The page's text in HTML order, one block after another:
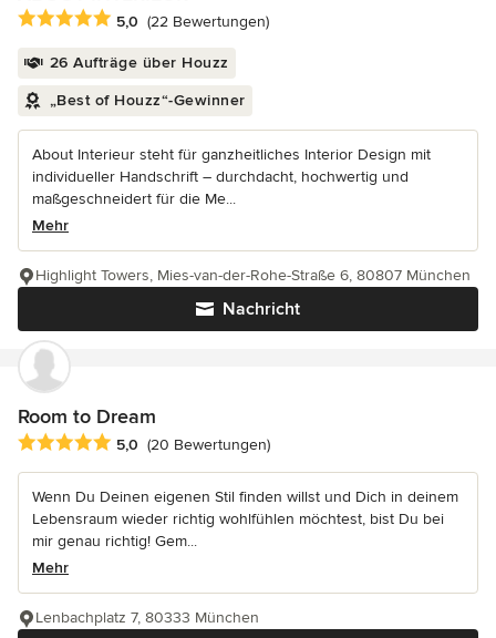
Durchschnittliche Bewertung: 5 von 5 Sternen
5,0 (22 Bewertungen)
26 Aufträge über Houzz
„Best of Houzz“-Gewinner
About Interieur steht für ganzheitliches Interior Design mit
individueller Handschrift – durchdacht, hochwertig und
maßgeschneidert für die Me...
Mehr
Nachricht
Highlight Towers, Mies-van-der-Rohe-Straße 6, 80807 München
Room to Dream
Durchschnittliche Bewertung: 5 von 5 Sternen
5,0 (20 Bewertungen)
Wenn Du Deinen eigenen Stil finden willst und Dich in deinem
Lebensraum wieder richtig wohlfühlen möchtest, bist Du bei
mir genau richtig! Gem...
Mehr
Lenbachplatz 7, 80333 München